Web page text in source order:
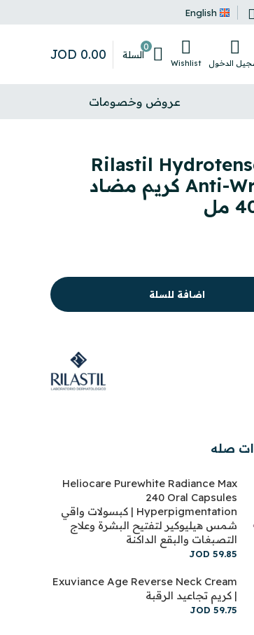
English
الدخول Wishlist
السلة
0
JOD 0.00
عروض وخصومات
Rilastil
Anti-Wrinkle Gel-Cream 40 ml كريم مضاد
اضافة للسلة
صله
Heliocare Purewhite Radiance Max
240 Oral Capsules
Hyperpigmentation | كبسولات واقي
شمس هيليوكير لتفتيح البشرة وعلاج
التصبغات والبقع الداكنة
JOD 59.85
Exuviance Age Reverse Neck Cream
| كريم تجاعيد الرقبة
JOD 59.75